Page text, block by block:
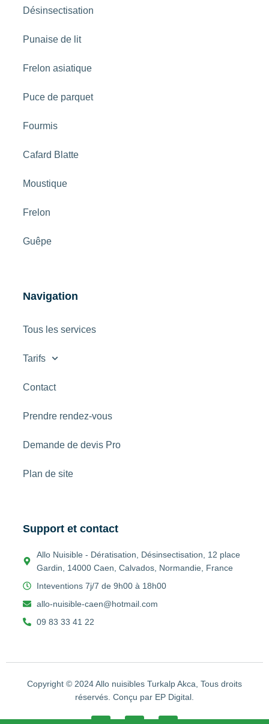
Désinsectisation
Punaise de lit
Frelon asiatique
Puce de parquet
Fourmis
Cafard Blatte
Moustique
Frelon
Guêpe
Navigation
Tous les services
Tarifs
Contact
Prendre rendez-vous
Demande de devis Pro
Plan de site
Support et contact
Allo Nuisible - Dératisation, Désinsectisation, 12 place
Gardin, 14000 Caen, Calvados, Normandie, France
Inteventions 7j/7 de 9h00 à 18h00
allo-nuisible-caen@hotmail.com
09 83 33 41 22
Copyright © 2024 Allo nuisibles Turkalp Akca, Tous droits
réservés. Conçu par EP Digital.